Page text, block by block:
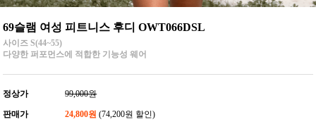
69슬램 여성 피트니스 후디 OWT066DSL
사이즈 S(44~55)
다양한 퍼포먼스에 적합한 기능성 웨어
정상가 99,000원
판매가 24,800원 (74,200원 할인)